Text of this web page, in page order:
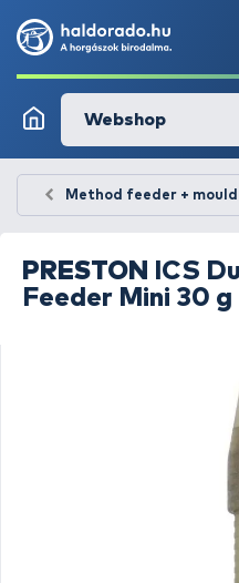
Webshop
Method feeder + mould
PRESTON
ICS
Feeder Mini 30 g